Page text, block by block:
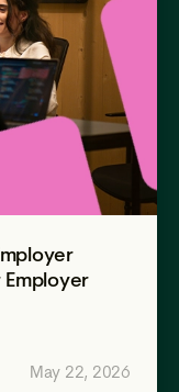
May 22, 2026